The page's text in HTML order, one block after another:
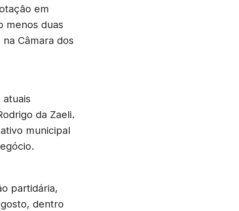
em
menos duas
Câmara dos
da Zaeli.
municipal
partidária,
dentro